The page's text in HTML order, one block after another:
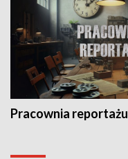
Pracownia reportażu